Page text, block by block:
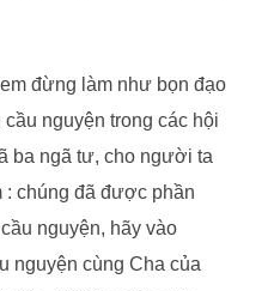
đừng làm như bọn đạo
nguyện trong các hội
ba ngã tư, cho người ta
: chúng đã được phần
nguyện, hãy vào
nguyện cùng Cha của